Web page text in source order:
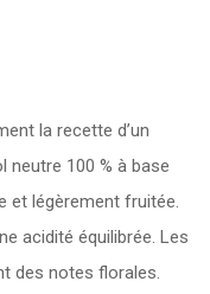
la recette d’un
neutre 100 % à base
et légèrement fruitée.
acidité équilibrée. Les
des notes florales.